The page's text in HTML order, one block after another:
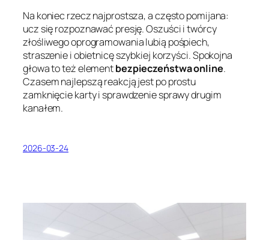
Na koniec rzecz najprostsza, a często pomijana:
ucz się rozpoznawać presję. Oszuści i twórcy
złośliwego oprogramowania lubią pośpiech,
straszenie i obietnicę szybkiej korzyści. Spokojna
głowa to też elementbezpieczeństwa online.
Czasem najlepszą reakcją jest po prostu
zamknięcie karty i sprawdzenie sprawy drugim
kanałem.
2026-03-24